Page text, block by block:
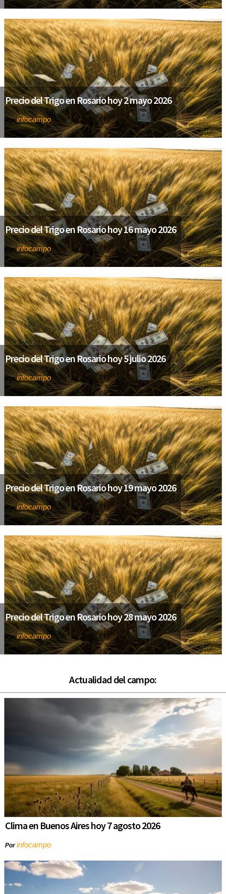
Precio del Trigo en Rosario hoy 2 mayo 2026
Porinfocampo
Precio del Trigo en Rosario hoy 16 mayo 2026
Porinfocampo
Precio del Trigo en Rosario hoy 5 julio 2026
Porinfocampo
Precio del Trigo en Rosario hoy 19 mayo 2026
Porinfocampo
Precio del Trigo en Rosario hoy 28 mayo 2026
Porinfocampo
Actualidad del campo:
Clima en Buenos Aires hoy 7 agosto 2026
Porinfocampo